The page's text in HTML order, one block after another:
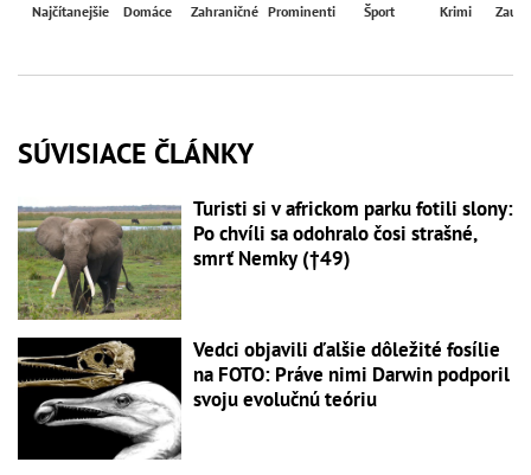
Najčítanejšie Domáce Zahraničné Prominenti Šport Krimi
SÚVISIACE ČLÁNKY
Turisti si v africkom parku fotili slony:
Po chvíli sa odohralo čosi strašné,
smrť Nemky (†49)
Vedci objavili ďalšie dôležité fosílie
na FOTO: Práve nimi Darwin podporil
svoju evolučnú teóriu